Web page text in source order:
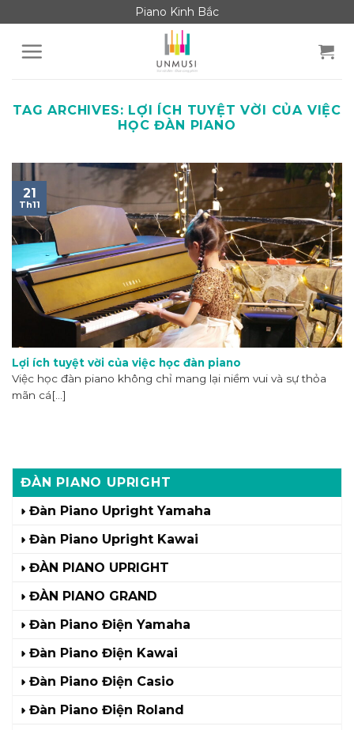
to
content
Piano Kinh Bắc
TAG ARCHIVES: LỢI ÍCH TUYỆT VỜI CỦA VIỆC
HỌC ĐÀN PIANO
ĐÀN PIANO UPRIGHT
Đàn Piano Upright Yamaha
Đàn Piano Upright Kawai
ĐÀN PIANO UPRIGHT
ĐÀN PIANO GRAND
Đàn Piano Điện Yamaha
Đàn Piano Điện Kawai
Đàn Piano Điện Casio
Đàn Piano Điện Roland
Lợi ích tuyệt vời của việc học đàn piano
Việc học đàn piano không chỉ mang lại niềm vui và sự thỏa
mãn cá[...]
21
Th11